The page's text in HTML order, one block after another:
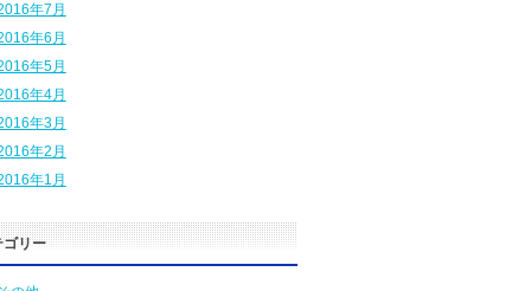
年7月
年6月
年5月
年4月
年3月
年2月
年1月
ゴリー